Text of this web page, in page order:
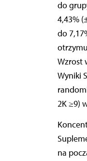
do
4,43%
do
Wzrost
Wyniki
2K ≥9)
na